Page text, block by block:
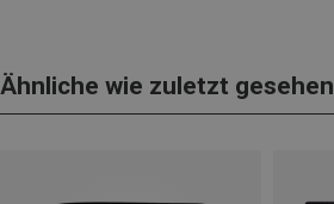
Ähnliche wie zuletzt gesehen